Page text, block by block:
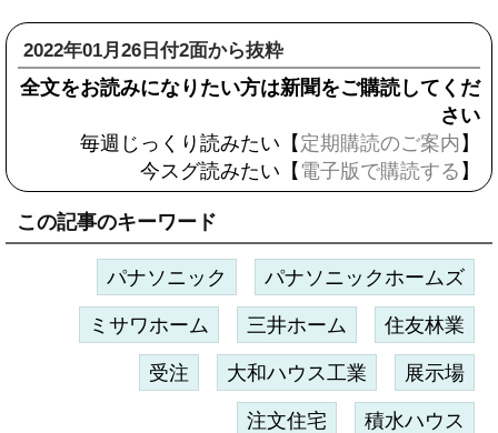
2022年01月26日付2面から抜粋
全文をお読みになりたい方は新聞をご購読してくだ
さい
毎週じっくり読みたい【 定期購読のご案内 】
今スグ読みたい【 電子版で購読する 】
この記事のキーワード
パナソニック パナソニックホームズ
ミサワホーム 三井ホーム 住友林業
受注 大和ハウス工業 展示場
注文住宅 積水ハウス